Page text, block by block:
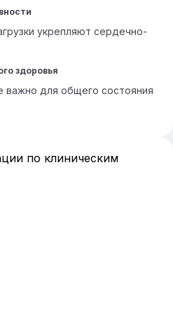
укрепляют сердечно-
здоровья
важно для общего состояния